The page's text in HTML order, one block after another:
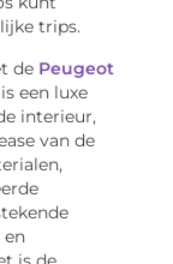
trips.
de Peugeot
een luxe
interieur,
van de
en
is de